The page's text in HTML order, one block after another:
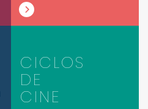
CICLOS
DE
CINE